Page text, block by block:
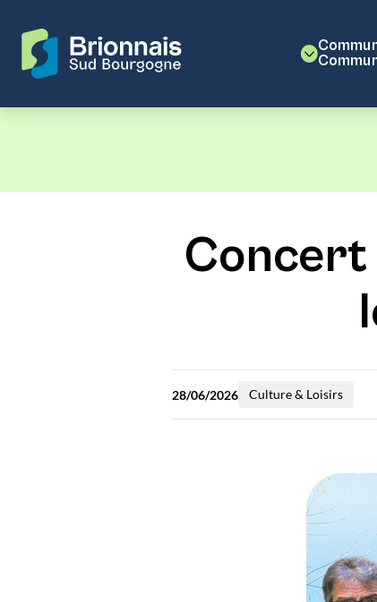
Concert
28/06/2026 Culture & Loisirs